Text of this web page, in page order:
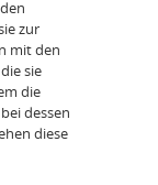
zur
mit den
sie
die
dessen
diese